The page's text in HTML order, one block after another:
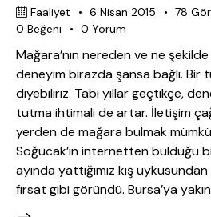
Faaliyet 6 Nisan 2015 78
0 Beğeni 0 Yorum
Mağara’nın nereden ve ne
deneyim birazda şansa bağlı. Bir
diyebiliriz. Tabi yıllar geçtikçe,
tutma ihtimali de artar. İletişim
yerden de mağara bulmak
Soğucak’ın internetten bulduğu
ayında yattığımız kış
fırsat gibi göründü. Bursa’ya